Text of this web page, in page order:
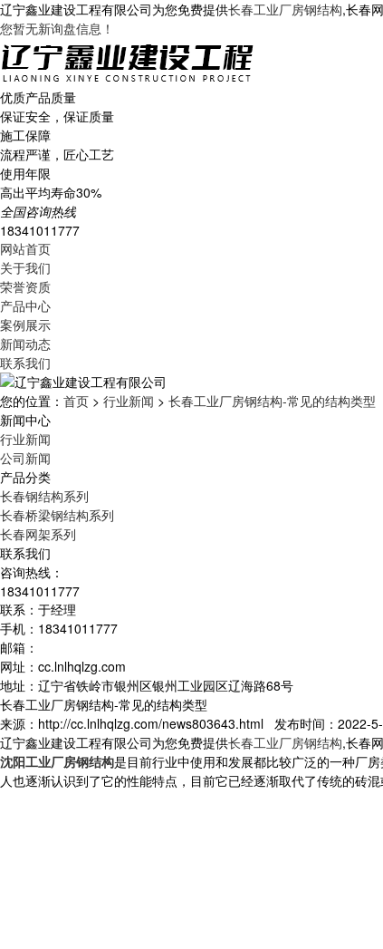
辽宁鑫业建设工程有限公司为您免费提供长春工业厂房钢结构,长春
您暂无新询盘信息！
优质产品质量
保证安全，保证质量
施工保障
流程严谨，匠心工艺
使用年限
高出平均寿命30%
全国咨询热线
18341011777
网站首页
关于我们
荣誉资质
产品中心
案例展示
新闻动态
联系我们
您的位置： 首页 > 行业新闻 > 长春工业厂房钢结构-常见的结构类型
新闻中心
行业新闻
公司新闻
产品分类
长春钢结构系列
长春桥梁钢结构系列
长春网架系列
联系我们
咨询热线：
18341011777
联系：于经理
手机：18341011777
邮箱：
网址：cc.lnlhqlzg.com
地址：辽宁省铁岭市银州区银州工业园区辽海路68号
长春工业厂房钢结构-常见的结构类型
来源：http://cc.lnlhqlzg.com/news803643.html 发布时间：2022-
辽宁鑫业建设工程有限公司为您免费提供长春工业厂房钢结构,长春
沈阳工业厂房钢结构是目前行业中使用和发展都比较广泛的一种厂
人也逐渐认识到了它的性能特点，目前它已经逐渐取代了传统的砖混